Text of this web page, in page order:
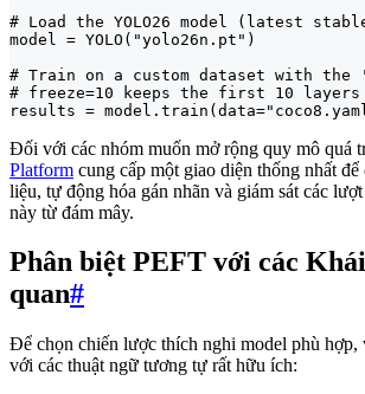
# Load the YOLO26 model (latest
model = YOLO("yolo26n.pt")
# Train on a custom dataset with the
# freeze=10 keeps the first 10
results =
Đối với các nhóm muốn mở rộng quy mô quá
Platform cung cấp một giao diện thống nhất
liệu, tự động hóa gán nhãn và giám sát các
này từ đám mây.
Phân biệt PEFT với các
quan#
Để chọn chiến lược thích nghi model phù hợp,
với các thuật ngữ tương tự rất hữu ích: